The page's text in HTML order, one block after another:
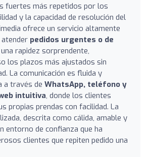
fuertes más repetidos por los
y la capacidad de resolución del
ofrece un servicio altamente
pedidos urgentes o de
rapidez sorprendente,
los plazos más ajustados sin
La comunicación es fluida y
a través de WhatsApp, teléfono y
intuitiva, donde los clientes
propias prendas con facilidad. La
descrita como cálida, amable y
entorno de confianza que ha
clientes que repiten pedido una